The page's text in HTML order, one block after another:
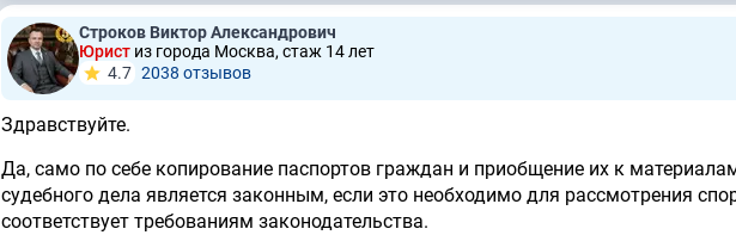
Строков Виктор Александрович
Юрист из города Москва, стаж 14 лет
4.7 2038 отзывов
Здравствуйте.
Да, само по себе копирование паспортов граждан и приобщение их к
судебного дела является законным, если это необходимо для рассмотрения
соответствует требованиям законодательства.